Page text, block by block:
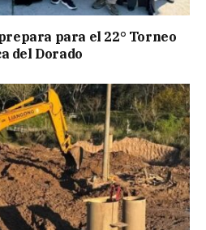
para el 22° Torneo
del Dorado